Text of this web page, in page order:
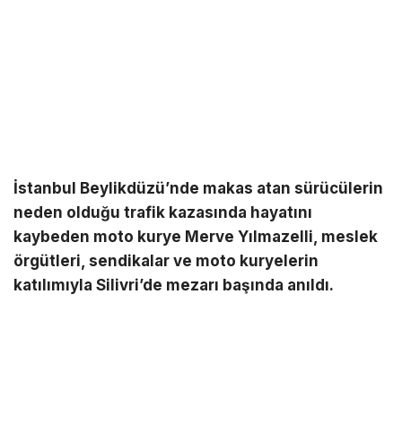
İstanbul Beylikdüzü’nde makas atan sürücülerin
neden olduğu trafik kazasında hayatını
kaybeden moto kurye Merve Yılmazelli, meslek
örgütleri, sendikalar ve moto kuryelerin
katılımıyla Silivri’de mezarı başında anıldı.